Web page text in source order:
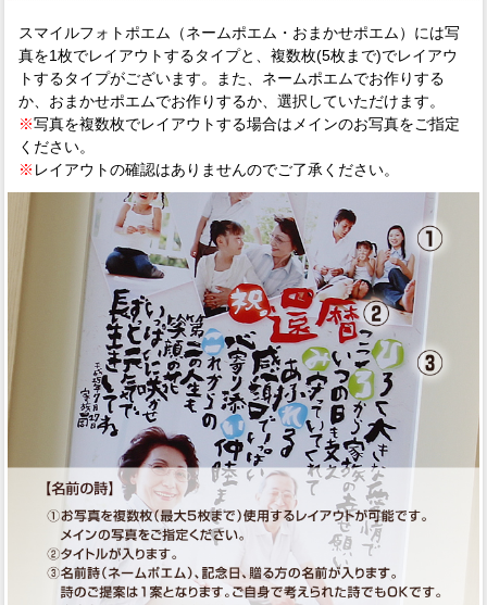
スマイルフォトポエム（ネームポエム・おまかせポエム）には写
真を1枚でレイアウトするタイプと、複数枚(5枚まで)でレイアウ
トするタイプがございます。また、ネームポエムでお作りする
か、おまかせポエムでお作りするか、選択していただけます。
※写真を複数枚でレイアウトする場合はメインのお写真をご指定
ください。
※ レイアウトの確認はありませんのでご了承ください。